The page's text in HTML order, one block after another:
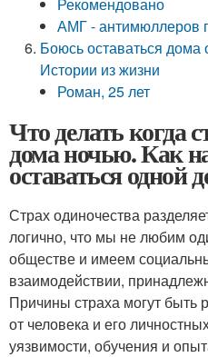
АМГ - антимюллеров
Боюсь оставаться дома
Истории из жизни
Роман, 25 лет
Что делать когда
дома ночью. Как
оставаться одной
Страх одиночества
логично, что мы не любим
обществе и имеем
взаимодействии,
Причины страха могут быть
от человека и его
уязвимости, обучения и